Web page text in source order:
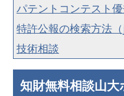
パテントコンテスト
特許公報の検索方法
技術相談
知財無料相談山